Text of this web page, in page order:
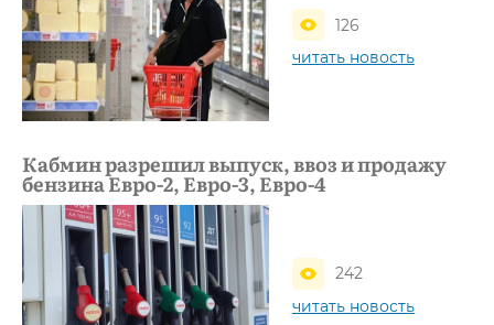
126
читать новость
Кабмин разрешил выпуск, ввоз и продажу
бензина Евро-2, Евро-3, Евро-4
242
читать новость